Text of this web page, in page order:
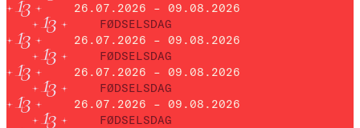
26.07.2026 – 09.08.2026
FØDSELSDAG
26.07.2026 – 09.08.2026
FØDSELSDAG
26.07.2026 – 09.08.2026
FØDSELSDAG
26.07.2026 – 09.08.2026
FØDSELSDAG